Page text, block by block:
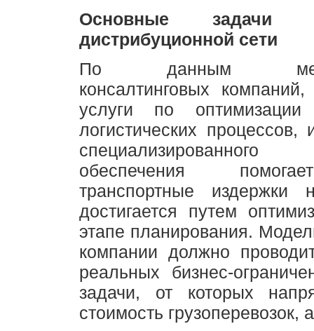
Основные задачи
дистрибуционной сети
По данным
консалтинговых
услуги по оптимизации
логистических процессов,
специализированного
обеспечения
транспортные
достигается путем
этапе планирования.
компании должно
реальных бизнес-
задачи, от которых
стоимость грузоперевозок,